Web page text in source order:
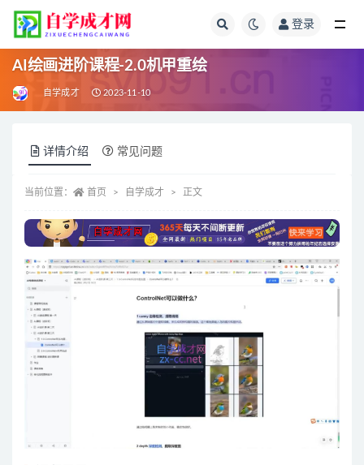
登录
AI绘画进阶课程-2.0机甲重绘
自学成才 2023-11-10
详情介绍 常见问题
当前位置： 首页 自学成才 正文